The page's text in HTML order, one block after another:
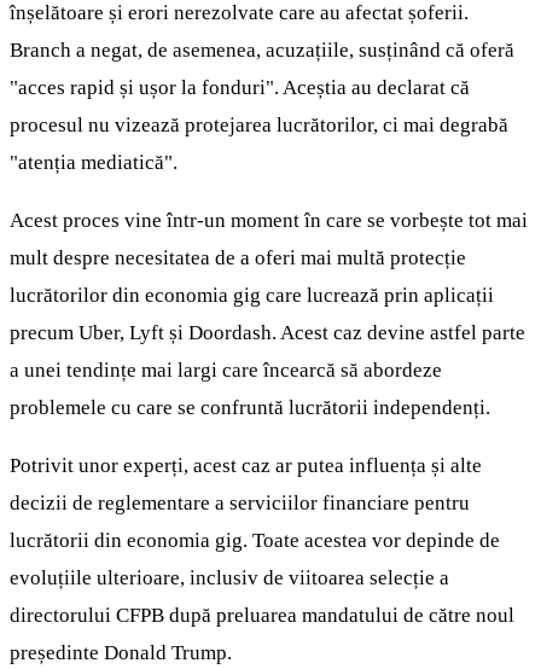
înșelătoare și erori nerezolvate care au afectat șoferii.
Branch a negat, de asemenea, acuzațiile, susținând că oferă
"acces rapid și ușor la fonduri". Aceștia au declarat că
procesul nu vizează protejarea lucrătorilor, ci mai degrabă
"atenția mediatică".
Acest proces vine într-un moment în care se vorbește tot mai
mult despre necesitatea de a oferi mai multă protecție
lucrătorilor din economia gig care lucrează prin aplicații
precum Uber, Lyft și Doordash. Acest caz devine astfel parte
a unei tendințe mai largi care încearcă să abordeze
problemele cu care se confruntă lucrătorii independenți.
Potrivit unor experți, acest caz ar putea influența și alte
decizii de reglementare a serviciilor financiare pentru
lucrătorii din economia gig. Toate acestea vor depinde de
evoluțiile ulterioare, inclusiv de viitoarea selecție a
directorului CFPB după preluarea mandatului de către noul
președinte Donald Trump.